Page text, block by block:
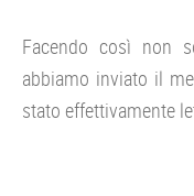
Facendo così non
abbiamo inviato il
stato effettivamente